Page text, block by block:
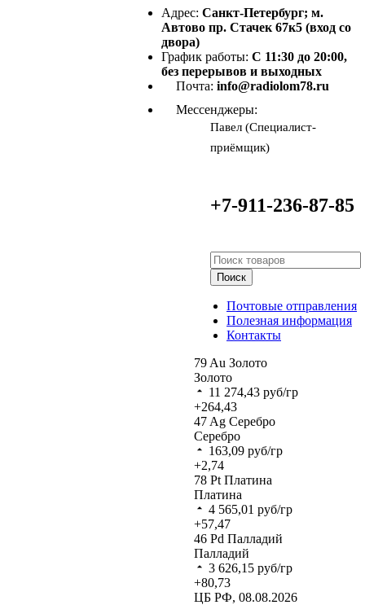
Адрес: Санкт-Петербург; м.
Автово пр. Стачек 67к5 (вход со
двора)
График работы: С 11:30 до 20:00,
без перерывов и выходных
Почта: info@radiolom78.ru
Мессенджеры:
Павел (Специалист-
приёмщик)
+7-911-236-87-85
Поиск
Почтовые отправления
Полезная информация
Контакты
79 Au Золото
Золото
11 274,43 руб/гр
+264,43
47 Ag Серебро
Серебро
163,09 руб/гр
+2,74
78 Pt Платина
Платина
4 565,01 руб/гр
+57,47
46 Pd Палладий
Палладий
3 626,15 руб/гр
+80,73
ЦБ РФ, 08.08.2026